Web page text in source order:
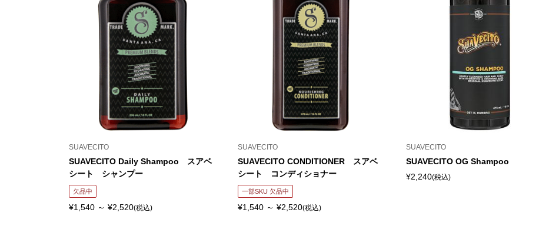
SUAVECITO
SUAVECITO Daily Shampoo スアベ
シート シャンプー
欠品中
¥1,540 ～ ¥2,520(税込)
SUAVECITO
SUAVECITO CONDITIONER スアベ
シート コンディショナー
一部SKU 欠品中
¥1,540 ～ ¥2,520(税込)
SUAVECITO
SUAVECITO OG Shampoo
¥2,240(税込)